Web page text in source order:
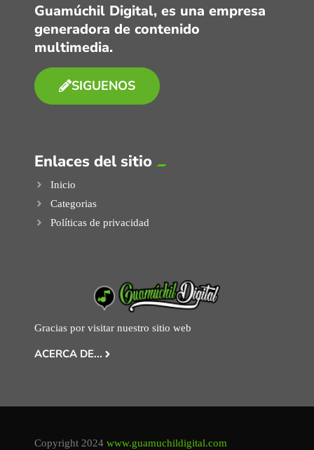
Guamúchil Digital, es una empresa
generadora de contenido
multimedia.
SIGUENOS
Enlaces del sitio
Inicio
Categorias
Políticas de privacidad
Gracias por visitar nuestro sitio web
ACERCA DE...
Copyright 2024 www.guamuchildigital.com